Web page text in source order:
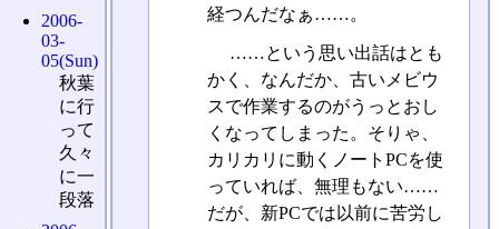
経つんだなぁ……。
……という思い出話はとも
かく、なんだか、古いメビウ
スで作業するのがうっとおし
くなってしまった。そりゃ、
カリカリに動くノートPCを使
っていれば、無理もない……
だが、新PCでは以前に苦労し
2006-
03-
05(Sun)
秋葉
に行
って
久々
に一
段落